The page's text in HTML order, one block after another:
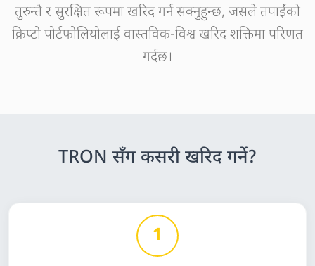
तुरुन्तै र सुरक्षित रूपमा खरिद गर्न सक्नुहुन्छ, जसले तपाईंको
क्रिप्टो पोर्टफोलियोलाई वास्तविक-विश्व खरिद शक्तिमा परिणत
गर्दछ।
TRON सँग कसरी खरिद गर्ने?
1